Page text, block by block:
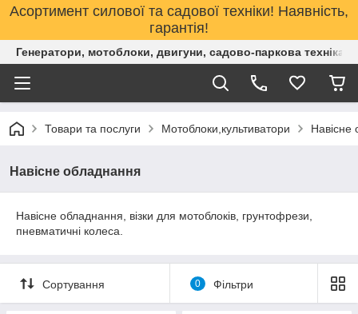
Асортимент силової та садової техніки! Наявність,
гарантія!
Генератори, мотоблоки, двигуни, садово-паркова техніка.
Товари та послуги Мотоблоки,культиватори Навісне
Навісне обладнання
Навісне обладнання, візки для мотоблоків, грунтофрези,
пневматичні колеса.
Сортування 0 Фільтри